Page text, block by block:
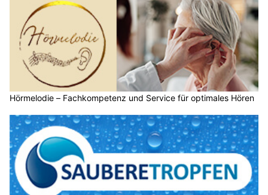
Hörmelodie – Fachkompetenz und Service für optimales Hören